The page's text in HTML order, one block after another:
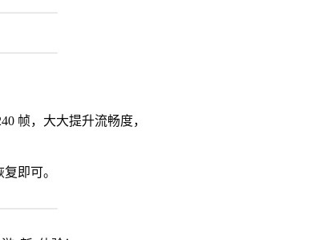
帧，大大提升流畅度，
即可。